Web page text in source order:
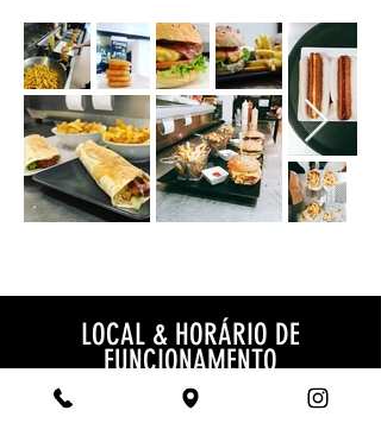
LOCAL & HORÁRIO DE
FUNCIONAMENTO